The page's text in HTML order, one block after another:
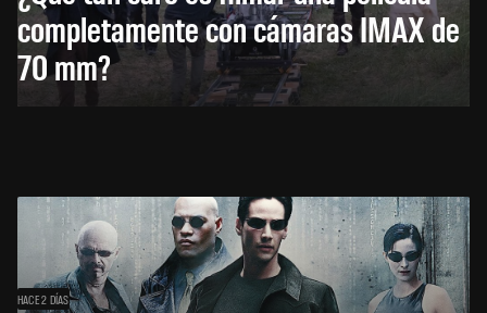
completamente con cámaras IMAX de
70 mm?
HACE 2 DÍAS